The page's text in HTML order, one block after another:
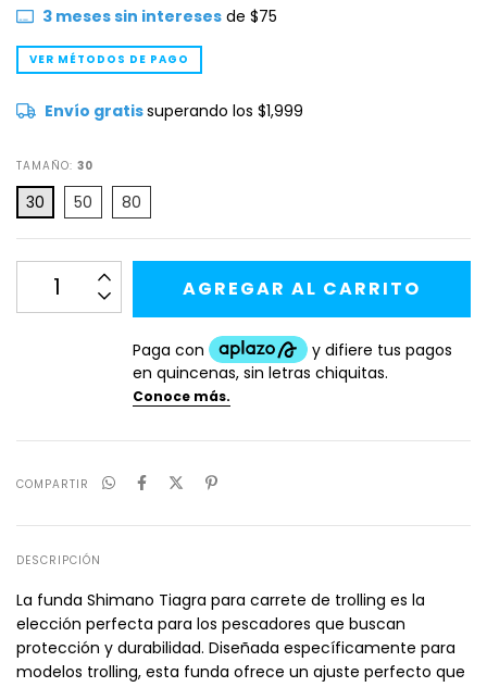
3meses sin interesesde $75
VER MÉTODOS DE PAGO
Envío gratissuperando los $1,999
TAMAÑO: 30
30 50 80
COMPARTIR
DESCRIPCIÓN
La funda Shimano Tiagra para carrete de trolling es la
elección perfecta para los pescadores que buscan
protección y durabilidad. Diseñada específicamente para
modelos trolling, esta funda ofrece un ajuste perfecto que